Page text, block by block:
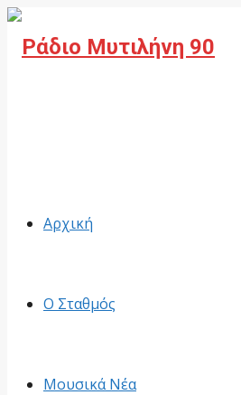
Αρχική
Ο Σταθμός
Μουσικά Νέα